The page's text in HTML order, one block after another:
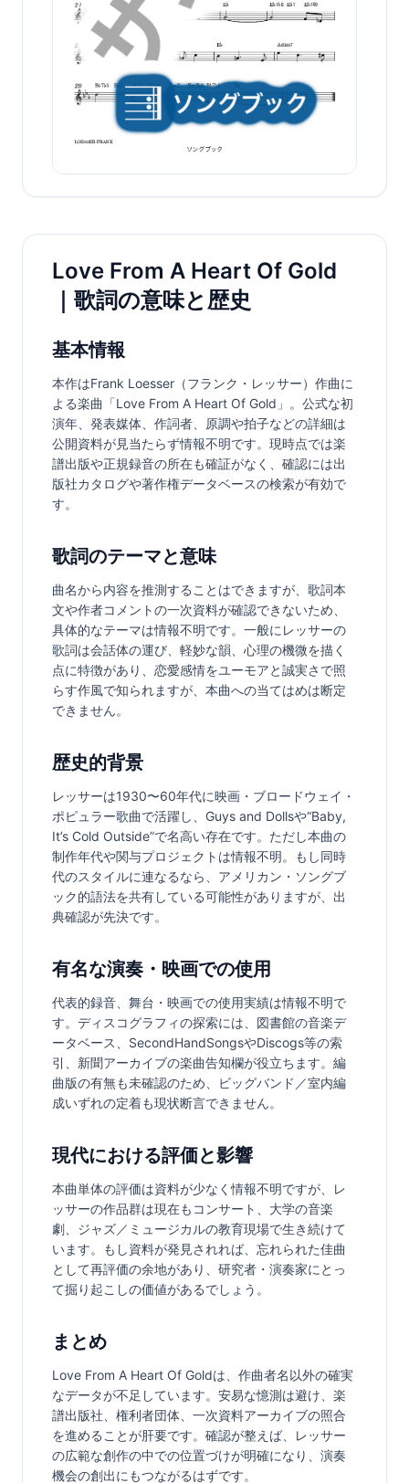
Love From A Heart Of Gold
｜歌詞の意味と歴史
基本情報
本作はFrank Loesser（フランク・レッサー）作曲に
よる楽曲「Love From A Heart Of Gold」。公式な初
演年、発表媒体、作詞者、原調や拍子などの詳細は
公開資料が見当たらず情報不明です。現時点では楽
譜出版や正規録音の所在も確証がなく、確認には出
版社カタログや著作権データベースの検索が有効で
す。
歌詞のテーマと意味
曲名から内容を推測することはできますが、歌詞本
文や作者コメントの一次資料が確認できないため、
具体的なテーマは情報不明です。一般にレッサーの
歌詞は会話体の運び、軽妙な韻、心理の機微を描く
点に特徴があり、恋愛感情をユーモアと誠実さで照
らす作風で知られますが、本曲への当てはめは断定
できません。
歴史的背景
レッサーは1930〜60年代に映画・ブロードウェイ・
ポピュラー歌曲で活躍し、Guys and Dollsや“Baby,
It’s Cold Outside”で名高い存在です。ただし本曲の
制作年代や関与プロジェクトは情報不明。もし同時
代のスタイルに連なるなら、アメリカン・ソングブ
ック的語法を共有している可能性がありますが、出
典確認が先決です。
有名な演奏・映画での使用
代表的録音、舞台・映画での使用実績は情報不明で
す。ディスコグラフィの探索には、図書館の音楽デ
ータベース、SecondHandSongsやDiscogs等の索
引、新聞アーカイブの楽曲告知欄が役立ちます。編
曲版の有無も未確認のため、ビッグバンド／室内編
成いずれの定着も現状断言できません。
現代における評価と影響
本曲単体の評価は資料が少なく情報不明ですが、レ
ッサーの作品群は現在もコンサート、大学の音楽
劇、ジャズ／ミュージカルの教育現場で生き続けて
います。もし資料が発見されれば、忘れられた佳曲
として再評価の余地があり、研究者・演奏家にとっ
て掘り起こしの価値があるでしょう。
まとめ
Love From A Heart Of Goldは、作曲者名以外の確実
なデータが不足しています。安易な憶測は避け、楽
譜出版社、権利者団体、一次資料アーカイブの照合
を進めることが肝要です。確認が整えば、レッサー
の広範な創作の中での位置づけが明確になり、演奏
機会の創出にもつながるはずです。